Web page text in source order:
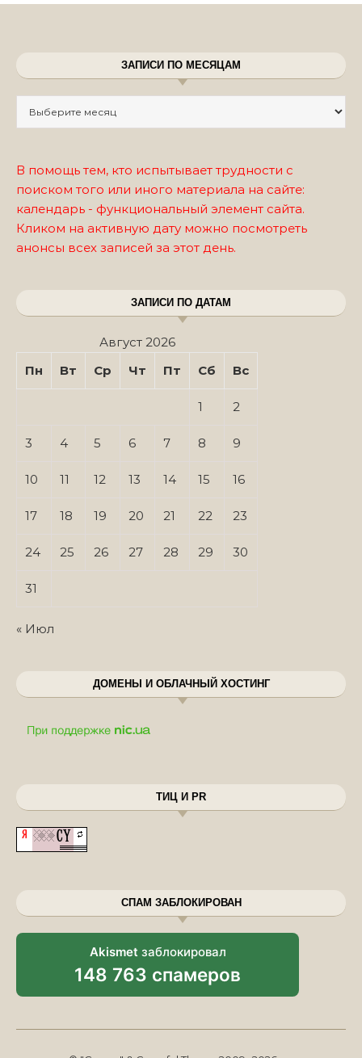
ЗАПИСИ ПО МЕСЯЦАМ
В помощь тем, кто испытывает трудности с
поиском того или иного материала на сайте:
календарь - функциональный элемент сайта.
Кликом на активную дату можно посмотреть
анонсы всех записей за этот день.
ЗАПИСИ ПО ДАТАМ
Август 2026
Пн
Вт Ср Чт Пт Сб Вс
1 2
3 4 5 6 7 8 9
10 11 12 13 14 15 16
17 18 19 20 21 22 23
24 25 26 27 28 29 30
31
« Июл
ДОМЕНЫ И ОБЛАЧНЫЙ ХОСТИНГ
ТИЦ И PR
СПАМ ЗАБЛОКИРОВАН
Akismet заблокировал
148 763 спамеров